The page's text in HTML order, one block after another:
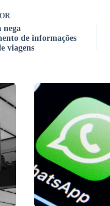
nega
de informações
viagens